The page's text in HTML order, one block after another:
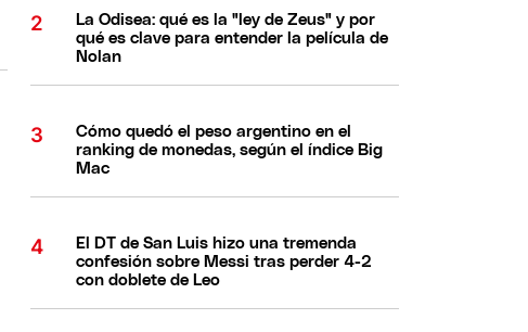
La Odisea: qué es la "ley de Zeus" y por
qué es clave para entender la película de
Nolan
Cómo quedó el peso argentino en el
ranking de monedas, según el índice Big
Mac
El DT de San Luis hizo una tremenda
confesión sobre Messi tras perder 4-2
con doblete de Leo